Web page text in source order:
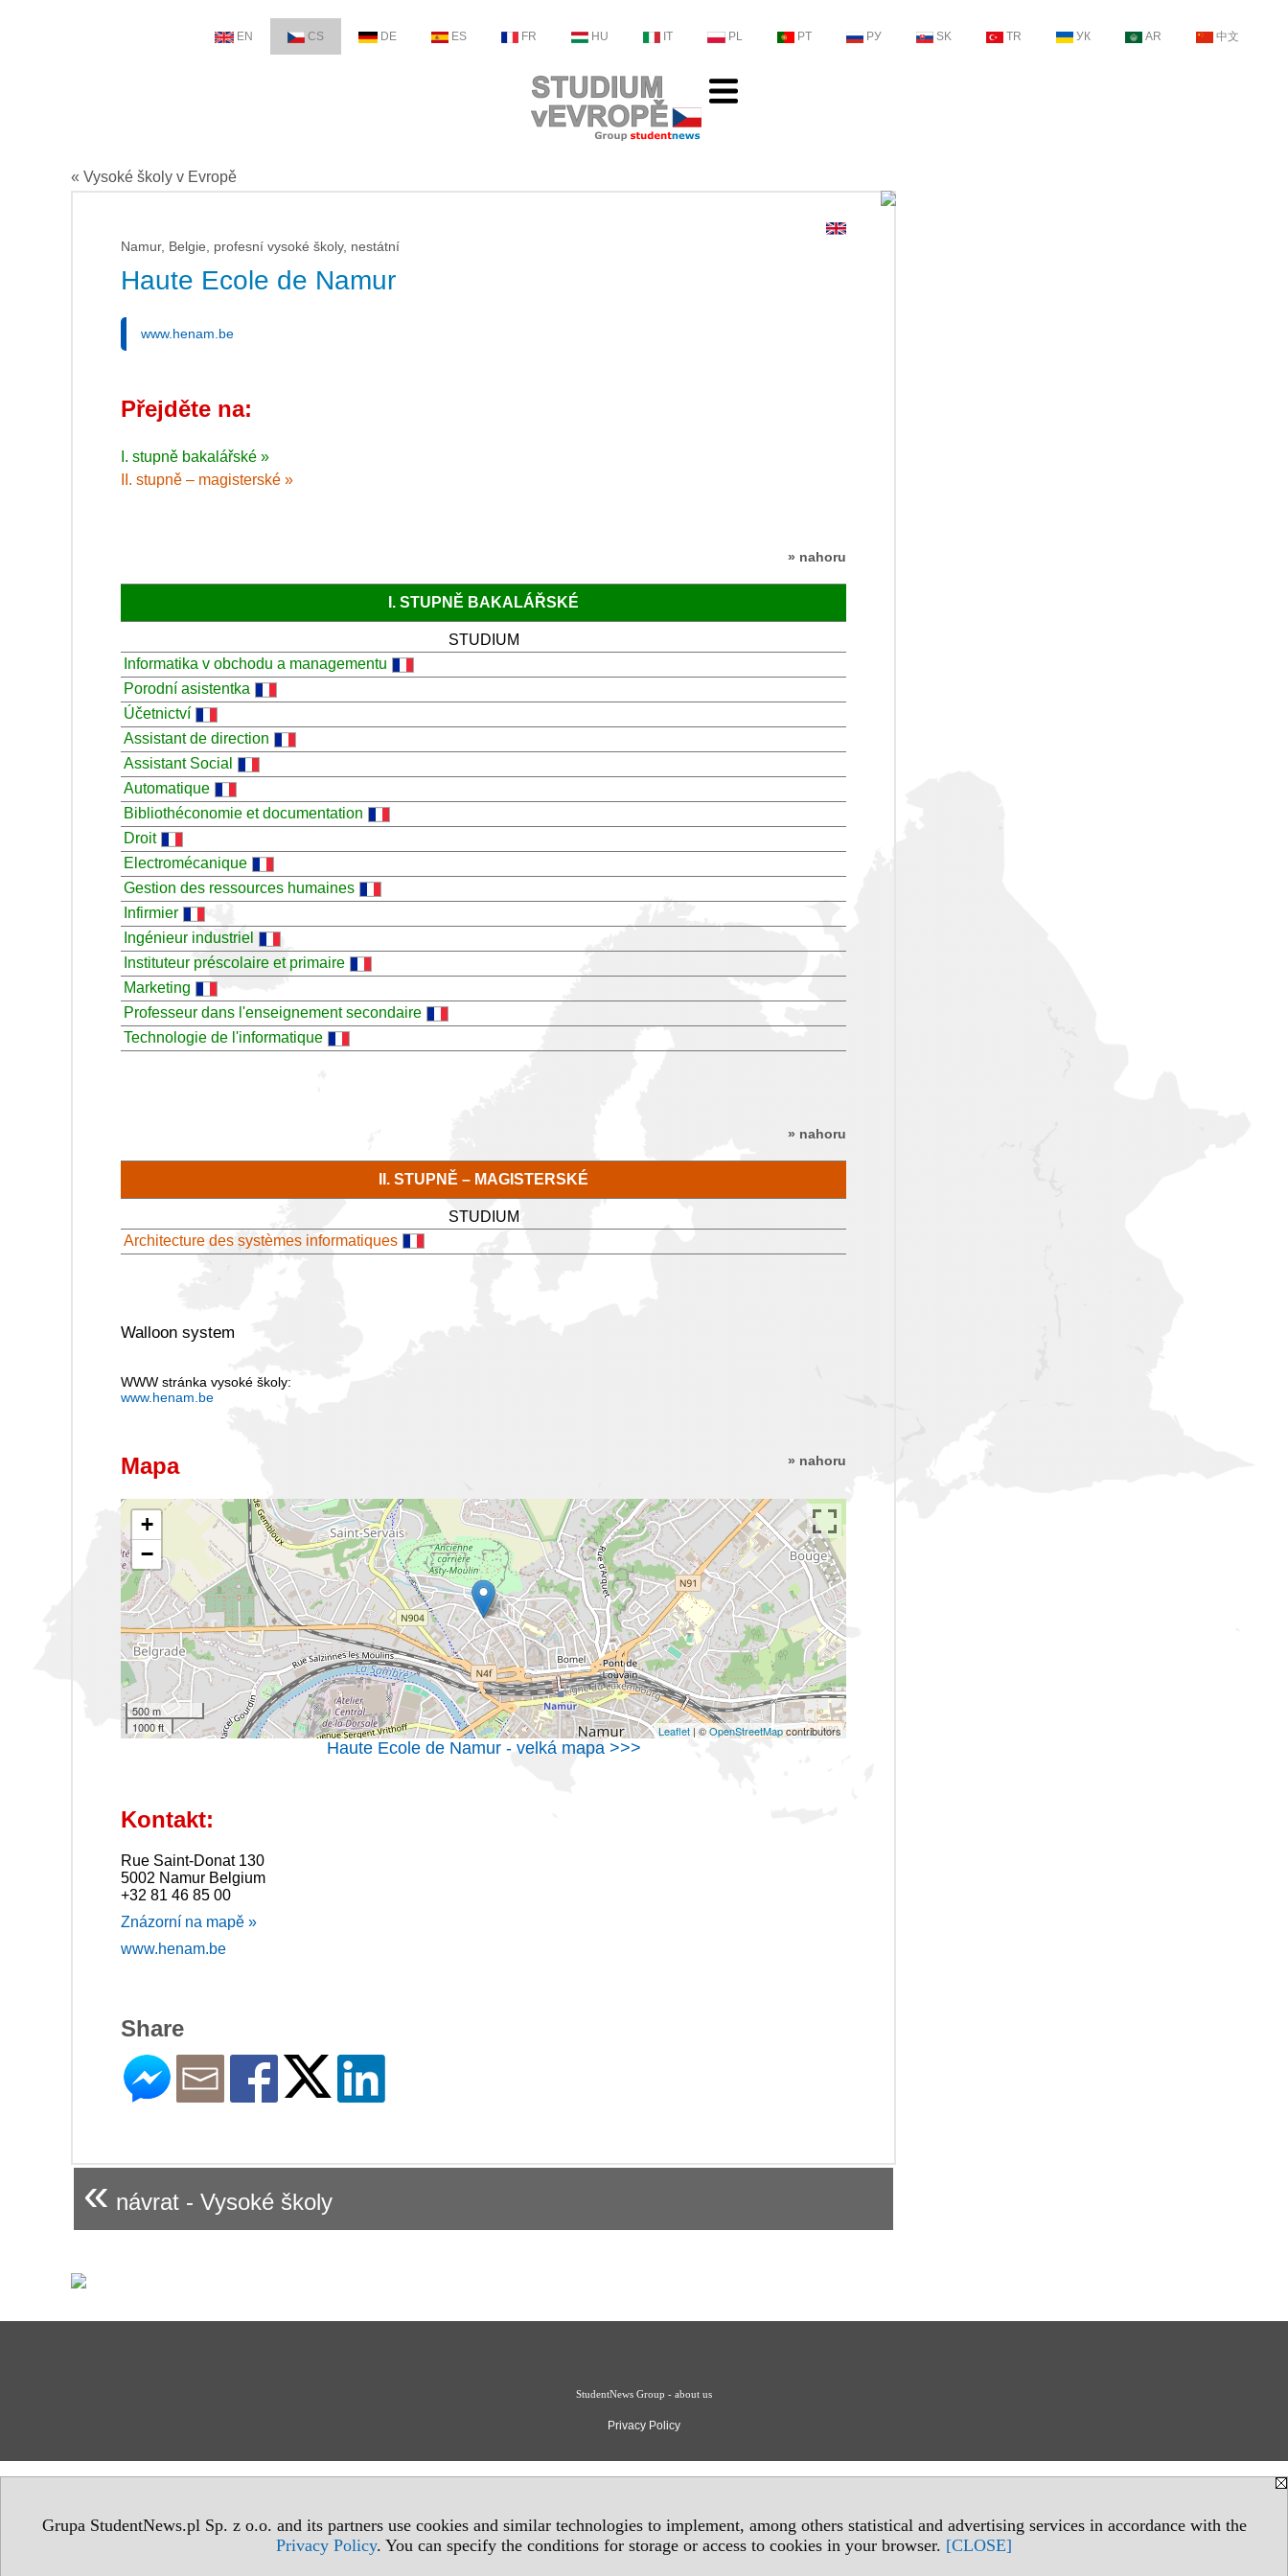
Grupa StudentNews.pl Sp. z o.o. and its partners use cookies and similar technologies to implement, among others statistical and advertising services in accordance with the
Privacy Policy. You can specify the conditions for storage or access to cookies in your browser. [CLOSE]
EN CS DE ES FR HU IT PL PT РУ SK TR УК AR 中文
« Vysoké školy v Evropě
Namur, Belgie, profesní vysoké školy, nestátní
Haute Ecole de Namur
www.henam.be
Přejděte na:
I. stupně bakalářské »
II. stupně – magisterské »
» nahoru
I. STUPNĚ BAKALÁŘSKÉ
STUDIUM
Informatika v obchodu a managementu
Porodní asistentka
Účetnictví
Assistant de direction
Assistant Social
Automatique
Bibliothéconomie et documentation
Droit
Electromécanique
Gestion des ressources humaines
Infirmier
Ingénieur industriel
Instituteur préscolaire et primaire
Marketing
Professeur dans l'enseignement secondaire
Technologie de l'informatique
» nahoru
II. STUPNĚ – MAGISTERSKÉ
STUDIUM
Architecture des systèmes informatiques
Walloon system
WWW stránka vysoké školy:
www.henam.be
» nahoru
Mapa
+
−
500 m
1000 ft
Leaflet | ©OpenStreetMapcontributors
Haute Ecole de Namur - velká mapa >>>
Kontakt:
Rue Saint-Donat 130
5002 Namur Belgium
+32 81 46 85 00
Znázorní na mapě »
www.henam.be
Share
« návrat - Vysoké školy
StudentNews Group - about us
Privacy Policy